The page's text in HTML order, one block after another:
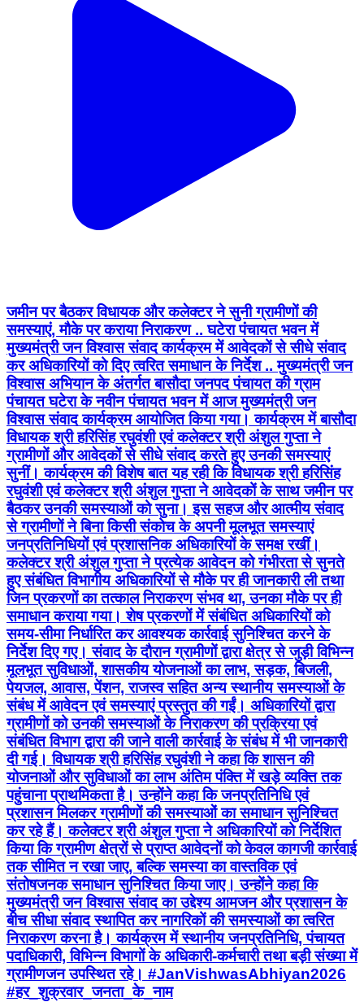
जमीन पर बैठकर विधायक और कलेक्टर ने सुनी ग्रामीणों की
समस्याएं, मौके पर कराया निराकरण .. घटेरा पंचायत भवन में
मुख्यमंत्री जन विश्वास संवाद कार्यक्रम में आवेदकों से सीधे संवाद
कर अधिकारियों को दिए त्वरित समाधान के निर्देश .. मुख्यमंत्री जन
विश्वास अभियान के अंतर्गत बासौदा जनपद पंचायत की ग्राम
पंचायत घटेरा के नवीन पंचायत भवन में आज मुख्यमंत्री जन
विश्वास संवाद कार्यक्रम आयोजित किया गया। कार्यक्रम में बासौदा
विधायक श्री हरिसिंह रघुवंशी एवं कलेक्टर श्री अंशुल गुप्ता ने
ग्रामीणों और आवेदकों से सीधे संवाद करते हुए उनकी समस्याएं
सुनीं। कार्यक्रम की विशेष बात यह रही कि विधायक श्री हरिसिंह
रघुवंशी एवं कलेक्टर श्री अंशुल गुप्ता ने आवेदकों के साथ जमीन पर
बैठकर उनकी समस्याओं को सुना। इस सहज और आत्मीय संवाद
से ग्रामीणों ने बिना किसी संकोच के अपनी मूलभूत समस्याएं
जनप्रतिनिधियों एवं प्रशासनिक अधिकारियों के समक्ष रखीं।
कलेक्टर श्री अंशुल गुप्ता ने प्रत्येक आवेदन को गंभीरता से सुनते
हुए संबंधित विभागीय अधिकारियों से मौके पर ही जानकारी ली तथा
जिन प्रकरणों का तत्काल निराकरण संभव था, उनका मौके पर ही
समाधान कराया गया। शेष प्रकरणों में संबंधित अधिकारियों को
समय-सीमा निर्धारित कर आवश्यक कार्रवाई सुनिश्चित करने के
निर्देश दिए गए। संवाद के दौरान ग्रामीणों द्वारा क्षेत्र से जुड़ी विभिन्न
मूलभूत सुविधाओं, शासकीय योजनाओं का लाभ, सड़क, बिजली,
पेयजल, आवास, पेंशन, राजस्व सहित अन्य स्थानीय समस्याओं के
संबंध में आवेदन एवं समस्याएं प्रस्तुत की गईं। अधिकारियों द्वारा
ग्रामीणों को उनकी समस्याओं के निराकरण की प्रक्रिया एवं
संबंधित विभाग द्वारा की जाने वाली कार्रवाई के संबंध में भी जानकारी
दी गई। विधायक श्री हरिसिंह रघुवंशी ने कहा कि शासन की
योजनाओं और सुविधाओं का लाभ अंतिम पंक्ति में खड़े व्यक्ति तक
पहुंचाना प्राथमिकता है। उन्होंने कहा कि जनप्रतिनिधि एवं
प्रशासन मिलकर ग्रामीणों की समस्याओं का समाधान सुनिश्चित
कर रहे हैं। कलेक्टर श्री अंशुल गुप्ता ने अधिकारियों को निर्देशित
किया कि ग्रामीण क्षेत्रों से प्राप्त आवेदनों को केवल कागजी कार्रवाई
तक सीमित न रखा जाए, बल्कि समस्या का वास्तविक एवं
संतोषजनक समाधान सुनिश्चित किया जाए। उन्होंने कहा कि
मुख्यमंत्री जन विश्वास संवाद का उद्देश्य आमजन और प्रशासन के
बीच सीधा संवाद स्थापित कर नागरिकों की समस्याओं का त्वरित
निराकरण करना है। कार्यक्रम में स्थानीय जनप्रतिनिधि, पंचायत
पदाधिकारी, विभिन्न विभागों के अधिकारी-कर्मचारी तथा बड़ी संख्या में
ग्रामीणजन उपस्थित रहे। #JanVishwasAbhiyan2026
#हर_शुक्रवार_जनता_के_नाम